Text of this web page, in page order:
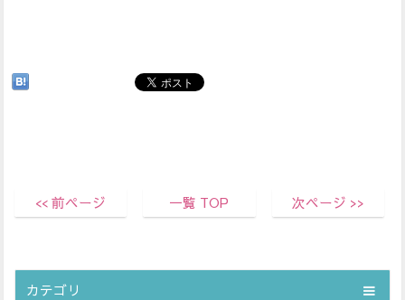
<< 前ページ 一覧 TOP 次ページ >>
カテゴリ